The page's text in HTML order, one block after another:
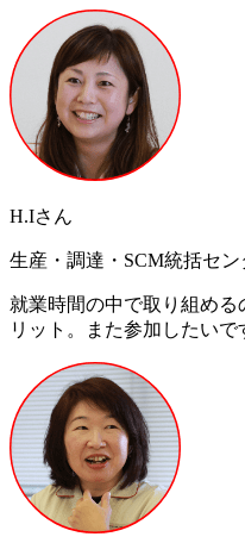
H.Iさん
生産・調達・SCM統括セ
就業時間の中で取り組め
リット。また参加したいで